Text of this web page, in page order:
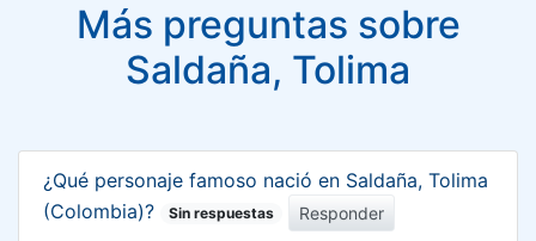
Más preguntas sobre
Saldaña, Tolima
¿Qué personaje famoso nació en Saldaña, Tolima
(Colombia)?
Sin respuestas Responder